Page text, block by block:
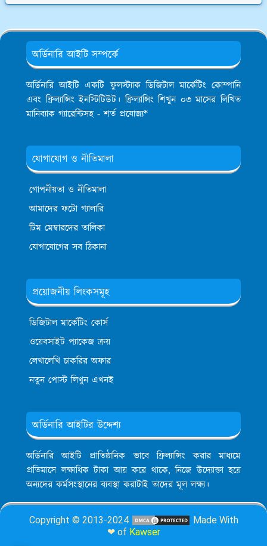
অর্ডিনারি আইটি সম্পর্কে
অর্ডিনারি আইটি একটি ফুলস্ট্যাক ডিজিটাল মার্কেটিং কোম্পানি
এবং ফ্রিল্যান্সিং ইনস্টিটিউট। ফ্রিল্যান্সিং শিখুন ০৩ মাসের লিখিত
মানিব্যাক গ্যারেন্টিসহ - শর্ত প্রযোজ্য*
যোগাযোগ ও নীতিমালা
গোপনীয়তা ও নীতিমালা
আমাদের ফটো গ্যালারি
টিম মেম্বারদের তালিকা
যোগাযোগের সব ঠিকানা
প্রয়োজনীয় লিংকসমূহ
ডিজিটাল মার্কেটিং কোর্স
ওয়েবসাইট প্যাকেজ ক্রয়
লেখালেখি চাকরির অফার
নতুন পোস্ট লিখুন এখনই
অর্ডিনারি আইটির উদ্দেশ্য
অর্ডিনারি আইটি প্রাতিষ্ঠানিক ভাবে ফ্রিল্যান্সিং করার মাধ্যমে
প্রতিমাসে লক্ষাধিক টাকা আয় করে থাকে, নিজে উদ্যোক্তা হয়ে
অন্যদের কর্মসংস্থানের ব্যবস্থা করাটাই তাদের মূল লক্ষ্য।
Copyright © 2013-2024
Made With
❤ of Kawser